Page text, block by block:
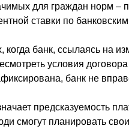
для граждан норм –
ставки по
когда банк, ссылаясь на
условия
банк не
предсказуемость
смогут планировать